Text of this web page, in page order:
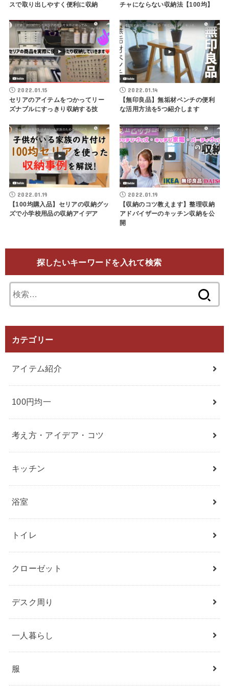
スで取り出しやすく便利に収納
チャにならない収納法【100均】
2022.01.15
セリアのアイテムをつかってリー
ズナブルにすっきり収納する技
2022.01.14
【無印良品】無垢材ベンチの便利
な活用方法を5つ紹介します
2022.01.19
【100均購入品】セリアの収納グッ
ズで小学校用品の収納アイデア
2022.01.19
【収納のコツ教えます】整理収納
アドバイザーのキッチン収納を公
開
探したいキーワードを入れて検索
索:
カテゴリー
アイテム紹介
100円均一
考え方・アイデア・コツ
キッチン
浴室
トイレ
クローゼット
デスク周り
一人暮らし
服